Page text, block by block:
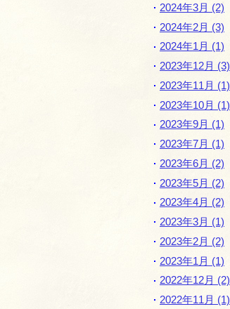
2024年3月 (2)
2024年2月 (3)
2024年1月 (1)
2023年12月 (3)
2023年11月 (1)
2023年10月 (1)
2023年9月 (1)
2023年7月 (1)
2023年6月 (2)
2023年5月 (2)
2023年4月 (2)
2023年3月 (1)
2023年2月 (2)
2023年1月 (1)
2022年12月 (2)
2022年11月 (1)